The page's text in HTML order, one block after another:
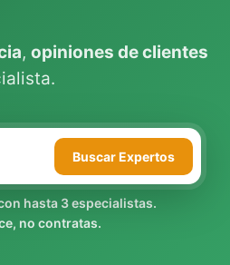
, opiniones de clientes
BuscarExpertos
hasta 3 especialistas.
no contratas.